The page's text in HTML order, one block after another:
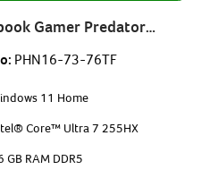
Gamer Predator
: PHN16-73-76TF
11 Home
Core™ Ultra 7 255HX
GB RAM DDR5